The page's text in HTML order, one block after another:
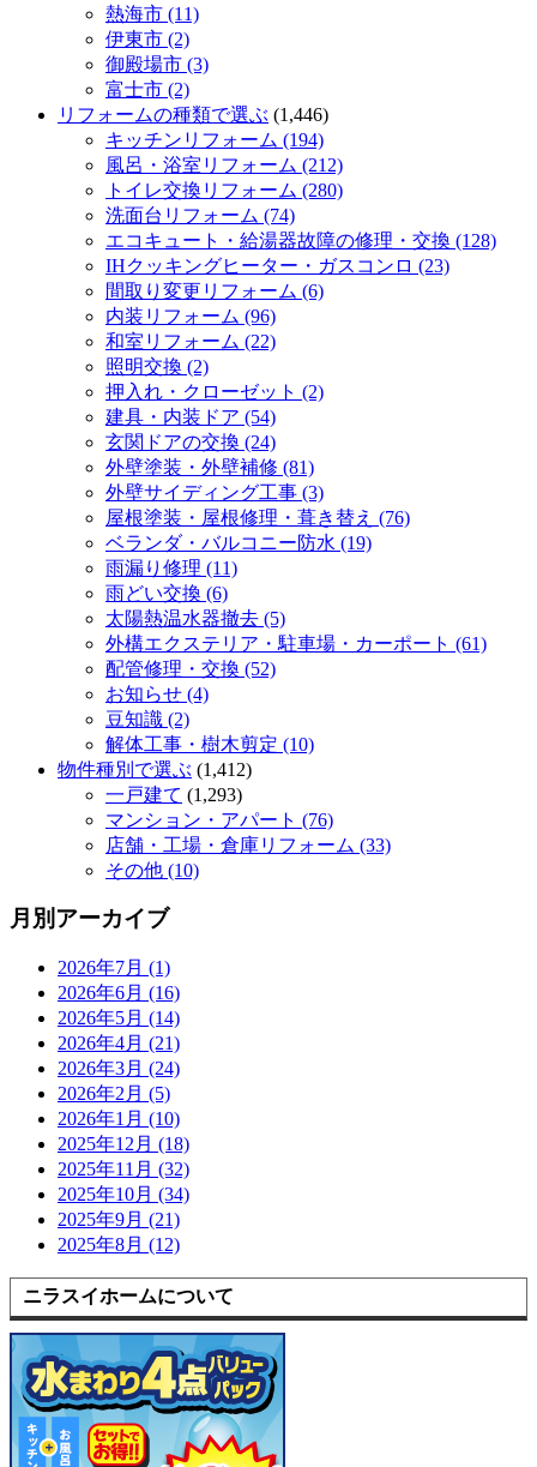
熱海市 (11)
伊東市 (2)
御殿場市 (3)
富士市 (2)
リフォームの種類で選ぶ (1,446)
キッチンリフォーム (194)
風呂・浴室リフォーム (212)
トイレ交換リフォーム (280)
洗面台リフォーム (74)
エコキュート・給湯器故障の修理・交換 (128)
IHクッキングヒーター・ガスコンロ (23)
間取り変更リフォーム (6)
内装リフォーム (96)
和室リフォーム (22)
照明交換 (2)
押入れ・クローゼット (2)
建具・内装ドア (54)
玄関ドアの交換 (24)
外壁塗装・外壁補修 (81)
外壁サイディング工事 (3)
屋根塗装・屋根修理・葺き替え (76)
ベランダ・バルコニー防水 (19)
雨漏り修理 (11)
雨どい交換 (6)
太陽熱温水器撤去 (5)
外構エクステリア・駐車場・カーポート (61)
配管修理・交換 (52)
お知らせ (4)
豆知識 (2)
解体工事・樹木剪定 (10)
物件種別で選ぶ (1,412)
一戸建て (1,293)
マンション・アパート (76)
店舗・工場・倉庫リフォーム (33)
その他 (10)
月別アーカイブ
2026年7月 (1)
2026年6月 (16)
2026年5月 (14)
2026年4月 (21)
2026年3月 (24)
2026年2月 (5)
2026年1月 (10)
2025年12月 (18)
2025年11月 (32)
2025年10月 (34)
2025年9月 (21)
2025年8月 (12)
ニラスイホームについて